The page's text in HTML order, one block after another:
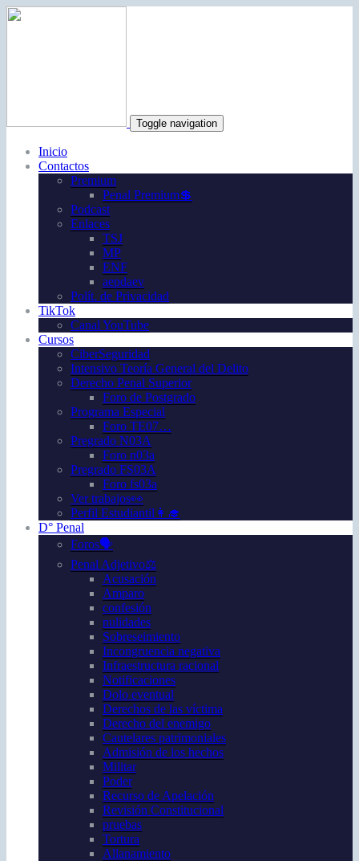
Toggle navigation
Inicio
Contactos
Premium
Penal Premium💲
Podcast
Enlaces
TSJ
MP
ENF
aepdaev
Polít. de Privacidad
TikTok
Canal YouTube
Cursos
CiberSeguridad
Intensivo Teoría General del Delito
Derecho Penal Superior
Foro de Postgrado
Programa Especial
Foro TE07…
Pregrado N03A
Foro n03a
Pregrado FS03A
Foro fs03a
Ver trabajos👀
Perfil Estudiantil👩‍🎓
D° Penal
Foros🗣️
Penal Adjetivo⚖️
Acusación
Amparo
confesión
nulidades
Sobreseimiento
Incongruencia negativa
Infraestructura racional
Notificaciones
Dolo eventual
Derechos de las víctima
Derecho del enemigo
Cautelares patrimoniales
Admisión de los hechos
Militar
Poder
Recurso de Apelación
Revisión Constitucional
pruebas
Tortura
Allanamiento